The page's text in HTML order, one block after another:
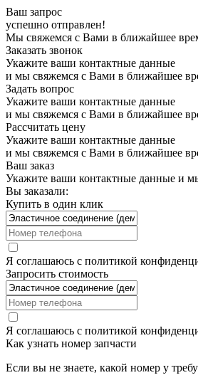
Ваш запрос
успешно отправлен!
Мы свяжемся с Вами в ближайшее
Заказать звонок
Укажите ваши контактные данные
и мы свяжемся с Вами в ближайшее
Задать вопрос
Укажите ваши контактные данные
и мы свяжемся с Вами в ближайшее
Рассчитать цену
Укажите ваши контактные данные
и мы свяжемся с Вами в ближайшее
Ваш заказ
Укажите ваши контактные данные и
Вы заказали:
Купить в один клик
Я соглашаюсь с политикой
Запросить стоимость
Я соглашаюсь с политикой
Как узнать номер запчасти
Если вы не знаете, какой номер у